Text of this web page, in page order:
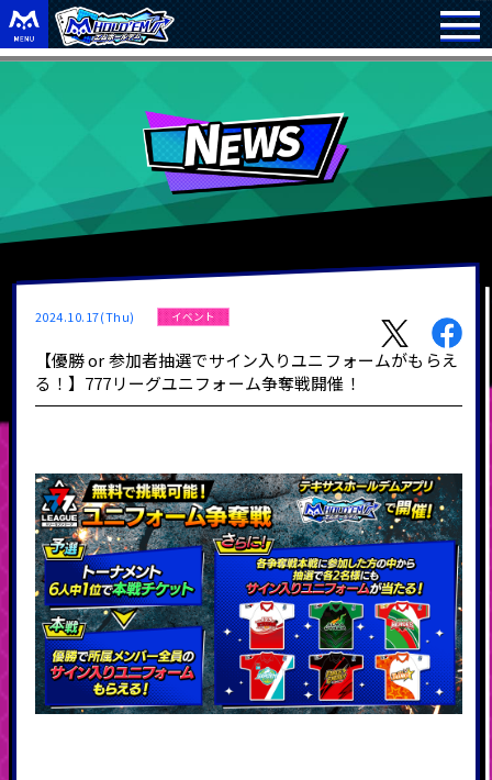
2024.10.17(Thu) イベント
【優勝 or 参加者抽選でサイン入りユニフォームがもらえ
る！】777リーグユニフォーム争奪戦開催！